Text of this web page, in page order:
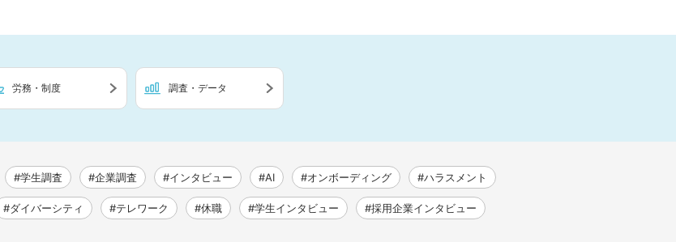
労務・制度 調査・データ
#学生調査 #企業調査 #インタビュー #AI #オンボーディング #ハラスメント
#ダイバーシティ #テレワーク #休職 #学生インタビュー #採用企業インタビュー